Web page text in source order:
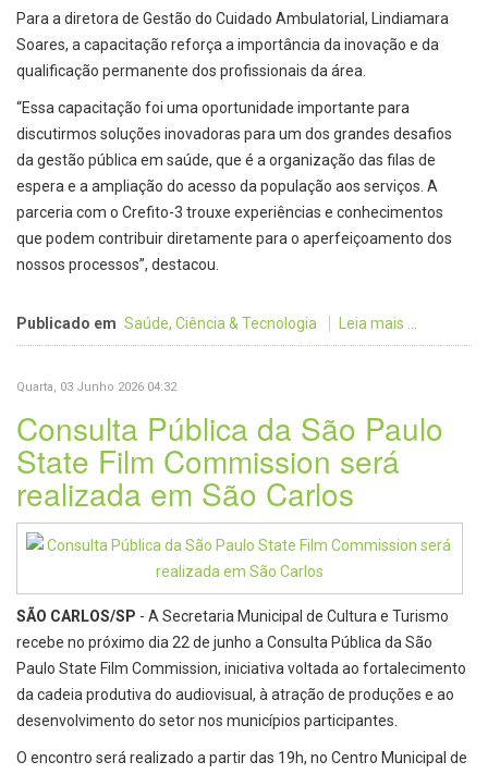
Para a diretora de Gestão do Cuidado Ambulatorial, Lindiamara
Soares, a capacitação reforça a importância da inovação e da
qualificação permanente dos profissionais da área.
“Essa capacitação foi uma oportunidade importante para
discutirmos soluções inovadoras para um dos grandes desafios
da gestão pública em saúde, que é a organização das filas de
espera e a ampliação do acesso da população aos serviços. A
parceria com o Crefito-3 trouxe experiências e conhecimentos
que podem contribuir diretamente para o aperfeiçoamento dos
nossos processos”, destacou.
Publicado em Saúde, Ciência & Tecnologia Leia mais ...
Quarta, 03 Junho 2026 04:32
Consulta Pública da São Paulo
State Film Commission será
realizada em São Carlos
SÃO CARLOS/SP - A Secretaria Municipal de Cultura e Turismo
recebe no próximo dia 22 de junho a Consulta Pública da São
Paulo State Film Commission, iniciativa voltada ao fortalecimento
da cadeia produtiva do audiovisual, à atração de produções e ao
desenvolvimento do setor nos municípios participantes.
O encontro será realizado a partir das 19h, no Centro Municipal de